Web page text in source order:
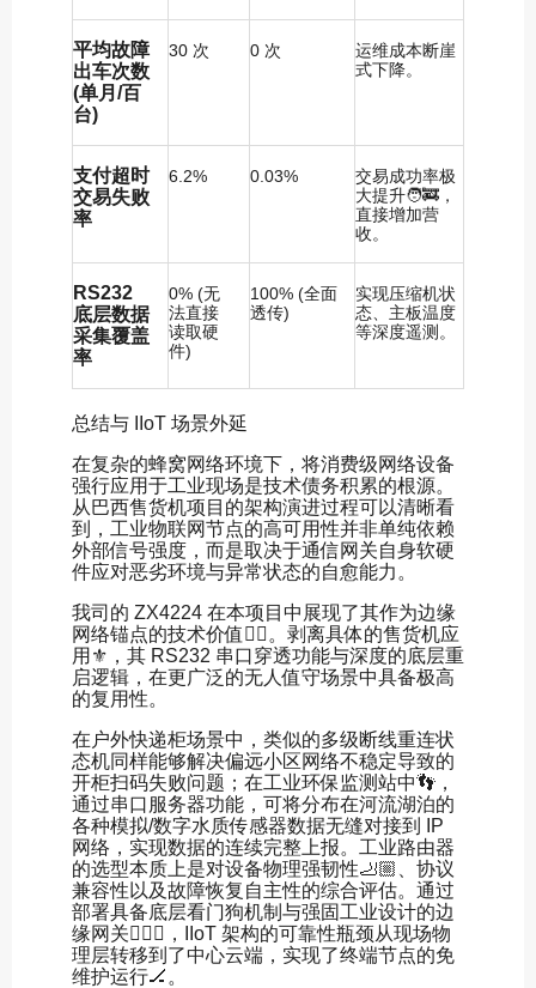
平均故障
出车次数
(单月/百
台)
30 次 0 次
运维成本断崖
式下降。
支付超时
交易失败
率
6.2% 0.03%
交易成功率极
大提升🧑‍🚒，
直接增加营
收。
RS232
底层数据
采集覆盖
率
0% (无
法直接
读取硬
件)
100% (全面
透传)
实现压缩机状
态、主板温度
等深度遥测。
总结与 IIoT 场景外延
在复杂的蜂窝网络环境下，将消费级网络设备
强行应用于工业现场是技术债务积累的根源。
从巴西售货机项目的架构演进过程可以清晰看
到，工业物联网节点的高可用性并非单纯依赖
外部信号强度，而是取决于通信网关自身软硬
件应对恶劣环境与异常状态的自愈能力。
我司的 ZX4224 在本项目中展现了其作为边缘
网络锚点的技术价值🦸‍♂️。剥离具体的售货机应
用⚜️，其 RS232 串口穿透功能与深度的底层重
启逻辑，在更广泛的无人值守场景中具备极高
的复用性。
在户外快递柜场景中，类似的多级断线重连状
态机同样能够解决偏远小区网络不稳定导致的
开柜扫码失败问题；在工业环保监测站中👣，
通过串口服务器功能，可将分布在河流湖泊的
各种模拟/数字水质传感器数据无缝对接到 IP
网络，实现数据的连续完整上报。工业路由器
的选型本质上是对设备物理强韧性🦶🏼、协议
兼容性以及故障恢复自主性的综合评估。通过
部署具备底层看门狗机制与强固工业设计的边
缘网关💆🏿‍♂️，IIoT 架构的可靠性瓶颈从现场物
理层转移到了中心云端，实现了终端节点的免
维护运行🏒。